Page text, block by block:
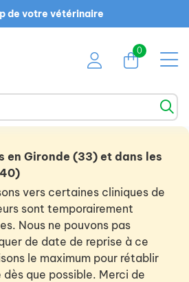
de votre vétérinaire
0
en Gironde (33) et dans les
vers certaines cliniques de
sont temporairement
Nous ne pouvons pas
de date de reprise à ce
le maximum pour rétablir
dès que possible. Merci de